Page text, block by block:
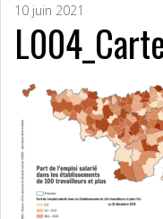
10 juin 2021